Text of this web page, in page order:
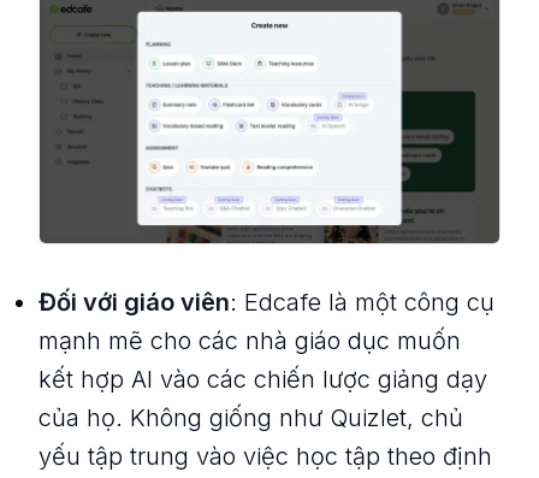
Đối với giáo viên: Edcafe là một công cụ
mạnh mẽ cho các nhà giáo dục muốn
kết hợp AI vào các chiến lược giảng dạy
của họ. Không giống như Quizlet, chủ
yếu tập trung vào việc học tập theo định